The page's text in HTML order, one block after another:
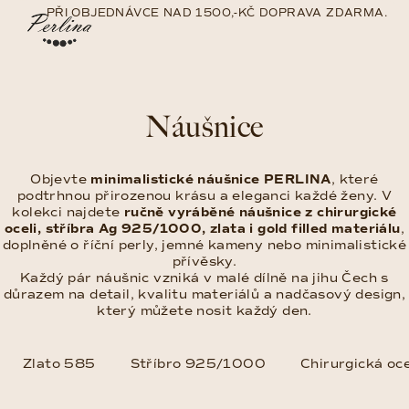
PŘI OBJEDNÁVCE NAD 1500,-KČ DOPRAVA ZDARMA.
Náušnice
Objevte minimalistické náušnice PERLINA, které
podtrhnou přirozenou krásu a eleganci každé ženy. V
kolekci najdete ručně vyráběné náušnice z chirurgické
oceli, stříbra Ag 925/1000, zlata i gold filled materiálu,
doplněné o říční perly, jemné kameny nebo minimalistické
přívěsky.
Každý pár náušnic vzniká v malé dílně na jihu Čech s
důrazem na detail, kvalitu materiálů a nadčasový design,
který můžete nosit každý den.
Zlato 585 Stříbro 925/1000 Chirurgická